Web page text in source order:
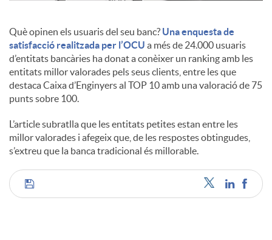
c
o
n
t
i
Què opinen els usuaris del seu banc? Una enquesta de
satisfacció realitzada per l’OCU a més de 24.000 usuaris
d’entitats bancàries ha donat a conèixer un ranking amb les
entitats millor valorades pels seus clients, entre les que
destaca Caixa d’Enginyers al TOP 10 amb una valoració de 75
punts sobre 100.
L’article subratlla que les entitats petites estan entre les
millor valorades i afegeix que, de les respostes obtingudes,
s’extreu que la banca tradicional és millorable.
C